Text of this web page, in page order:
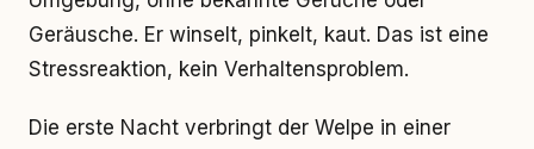
Geräusche. Er winselt, pinkelt, kaut. Das ist eine
Stressreaktion, kein Verhaltensproblem.
Die erste Nacht verbringt der Welpe in einer